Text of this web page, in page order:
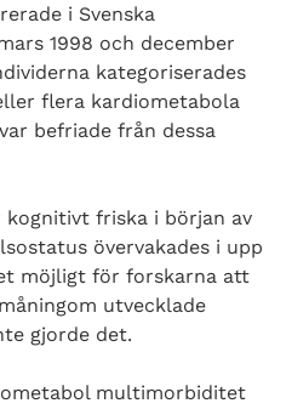
i Svenska
1998 och december
kategoriserades
flera kardiometabola
befriade från dessa
friska i början av
övervakades i upp
möjligt för forskarna att
utvecklade
gjorde det.
multimorbiditet